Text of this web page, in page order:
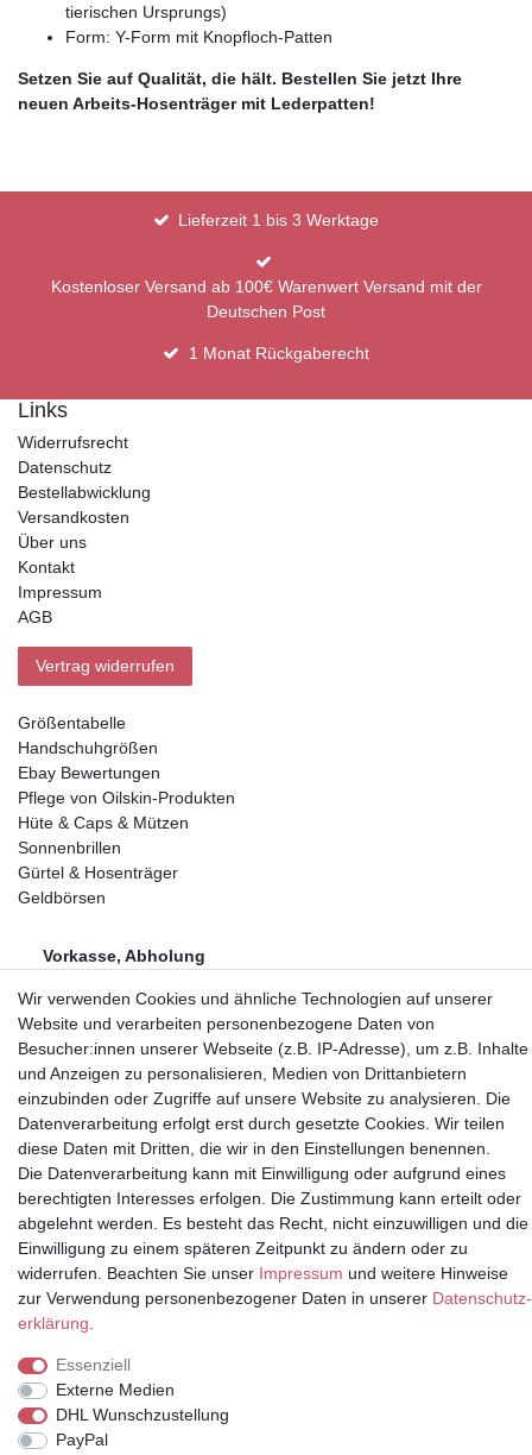
tierischen Ursprungs)
Form: Y-Form mit Knopfloch-Patten
Setzen Sie auf Qualität, die hält. Bestellen Sie jetzt Ihre
neuen Arbeits-Hosenträger mit Lederpatten!
Lieferzeit 1 bis 3 Werktage
Kostenloser Versand ab 100€ Warenwert Versand mit der
Deutschen Post
1 Monat Rückgaberecht
Links
Widerrufsrecht
Datenschutz
Bestellabwicklung
Versandkosten
Über uns
Kontakt
Impressum
AGB
Vertrag widerrufen
Größentabelle
Handschuhgrößen
Ebay Bewertungen
Pflege von Oilskin-Produkten
Hüte & Caps & Mützen
Sonnenbrillen
Gürtel & Hosenträger
Geldbörsen
Vorkasse, Abholung
Partner
* Alle Preise inkl.
Mehrwertsteuer und zuzüglich
Versand | **ehemaliger
Verkäuferpreis
© Copyright 2026 | Alle Rechte vorbehalten.
Wir verwenden Cookies und ähnliche Technologien auf unserer
Website und verarbeiten personenbezogene Daten von
Besucher:innen unserer Webseite (z.B. IP-Adresse), um z.B. Inhalte
und Anzeigen zu personalisieren, Medien von Drittanbietern
einzubinden oder Zugriffe auf unsere Website zu analysieren. Die
Datenverarbeitung erfolgt erst durch gesetzte Cookies. Wir teilen
diese Daten mit Dritten, die wir in den Einstellungen benennen.
Die Datenverarbeitung kann mit Einwilligung oder aufgrund eines
berechtigten Interesses erfolgen. Die Zustimmung kann erteilt oder
abgelehnt werden. Es besteht das Recht, nicht einzuwilligen und die
Einwilligung zu einem späteren Zeitpunkt zu ändern oder zu
widerrufen. Beachten Sie unser Impressum und weitere Hinweise
zur Verwendung personenbezogener Daten in unserer Daten­schutz­
erklärung
Essenziell
Externe Medien
DHL Wunschzustellung
PayPal